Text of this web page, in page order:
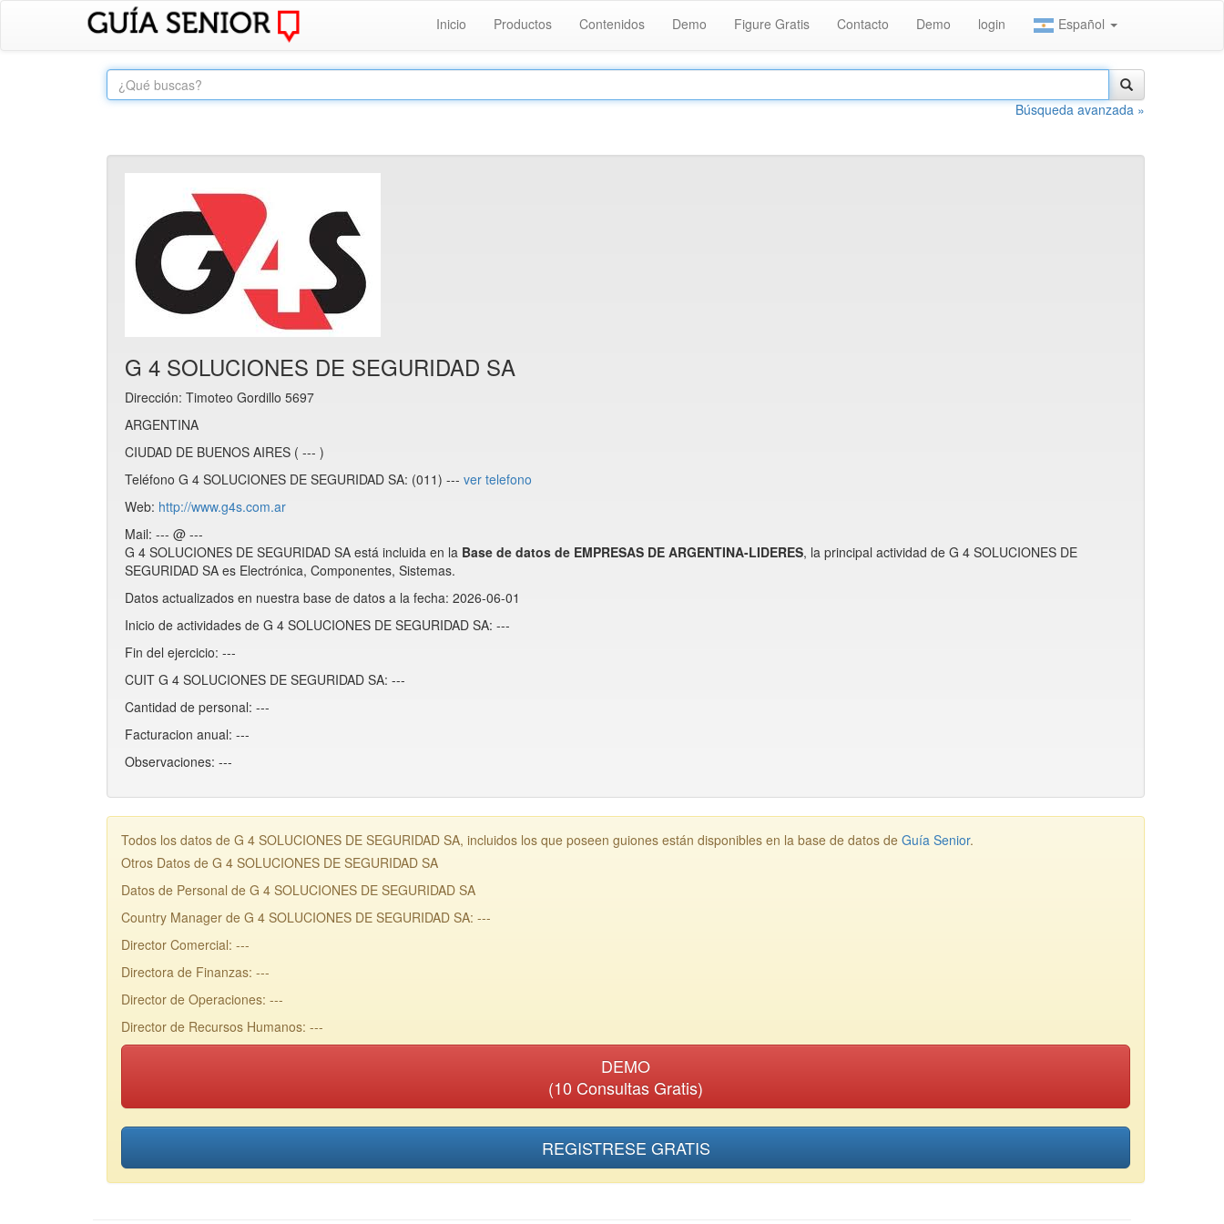
Inicio Productos Contenidos Demo Figure Gratis Contacto Demo login Español
Búsqueda avanzada »
G 4 SOLUCIONES DE SEGURIDAD SA
Dirección: Timoteo Gordillo 5697
ARGENTINA
CIUDAD DE BUENOS AIRES ( --- )
Teléfono G 4 SOLUCIONES DE SEGURIDAD SA: (011) --- ver telefono
Web: http://www.g4s.com.ar
Mail: --- @ ---
G 4 SOLUCIONES DE SEGURIDAD SA está incluida en la Base de datos de EMPRESAS DE ARGENTINA-LIDERES, la principal actividad de G 4 SOLUCIONES DE
SEGURIDAD SA es Electrónica, Componentes, Sistemas.
Datos actualizados en nuestra base de datos a la fecha: 2026-06-01
Inicio de actividades de G 4 SOLUCIONES DE SEGURIDAD SA: ---
Fin del ejercicio: ---
CUIT G 4 SOLUCIONES DE SEGURIDAD SA: ---
Cantidad de personal: ---
Facturacion anual: ---
Observaciones: ---
Todos los datos de G 4 SOLUCIONES DE SEGURIDAD SA, incluidos los que poseen guiones están disponibles en la base de datos de Guía Senior.
Otros Datos de G 4 SOLUCIONES DE SEGURIDAD SA
Datos de Personal de G 4 SOLUCIONES DE SEGURIDAD SA
Country Manager de G 4 SOLUCIONES DE SEGURIDAD SA: ---
Director Comercial: ---
Directora de Finanzas: ---
Director de Operaciones: ---
Director de Recursos Humanos: ---
DEMO
(10 Consultas Gratis)
REGISTRESE GRATIS